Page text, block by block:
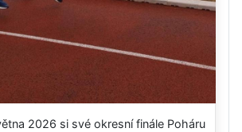
2026 si své okresní finále Poháru